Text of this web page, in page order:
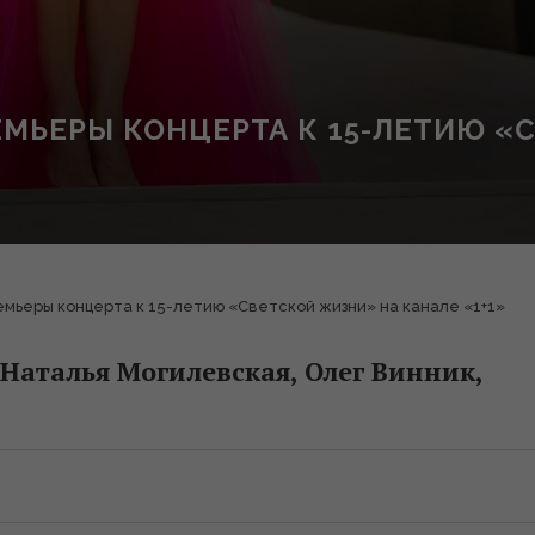
КОНЦЕРТА К 15-ЛЕТИЮ
концерта к 15-летию «Светской жизни» на канале «1+1»
Могилевская, Олег Винник,